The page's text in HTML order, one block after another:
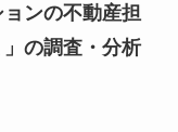
ンの不動産担
の調査・分析